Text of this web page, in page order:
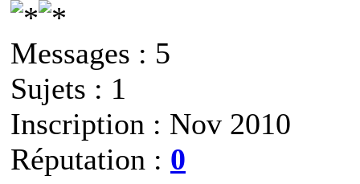
Messages : 5
Sujets : 1
Inscription : Nov 2010
Réputation : 0